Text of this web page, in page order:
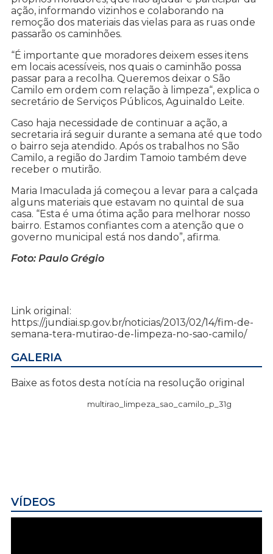
ação, informando vizinhos e colaborando na
remoção dos materiais das vielas para as ruas onde
passarão os caminhões.
“É importante que moradores deixem esses itens
em locais acessíveis, nos quais o caminhão possa
passar para a recolha. Queremos deixar o São
Camilo em ordem com relação à limpeza“, explica o
secretário de Serviços Públicos, Aguinaldo Leite.
Caso haja necessidade de continuar a ação, a
secretaria irá seguir durante a semana até que todo
o bairro seja atendido. Após os trabalhos no São
Camilo, a região do Jardim Tamoio também deve
receber o mutirão.
Maria Imaculada já começou a levar para a calçada
alguns materiais que estavam no quintal de sua
casa. “Esta é uma ótima ação para melhorar nosso
bairro. Estamos confiantes com a atenção que o
governo municipal está nos dando”, afirma.
Foto: Paulo Grégio
Link original:
https://jundiai.sp.gov.br/noticias/2013/02/14/fim-de-
semana-tera-mutirao-de-limpeza-no-sao-camilo/
GALERIA
Baixe as fotos desta notícia na resolução original
multirao_limpeza_sao_camilo_p_31g
VÍDEOS